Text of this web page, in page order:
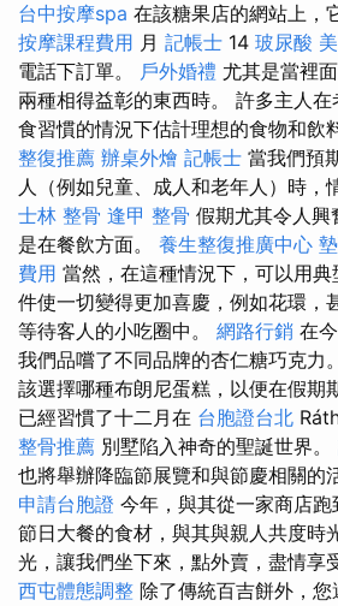
台中按摩spa 在該糖果店的網站上，
按摩課程費用 月 記帳士 14 玻尿酸
電話下訂單。 戶外婚禮 尤其是當裡
兩種相得益彰的東西時。 許多主人
食習慣的情況下估計理想的食物和飲
整復推薦 辦桌外燴 記帳士 當我們預
人（例如兒童、成人和老年人）時，
士林 整骨 逢甲 整骨 假期尤其令人興
是在餐飲方面。 養生整復推廣中心
費用 當然，在這種情況下，可以用
件使一切變得更加喜慶，例如花環，
等待客人的小吃圈中。 網路行銷 在
我們品嚐了不同品牌的杏仁糖巧克力。
該選擇哪種布朗尼蛋糕，以便在假期
已經習慣了十二月在 台胞證台北
整骨推薦 別墅陷入神奇的聖誕世界。
也將舉辦降臨節展覽和與節慶相關的
申請台胞證 今年，與其從一家商店
節日大餐的食材，與其與親人共度時
光，讓我們坐下來，點外賣，盡情享
西屯體態調整 除了傳統百吉餅外，您